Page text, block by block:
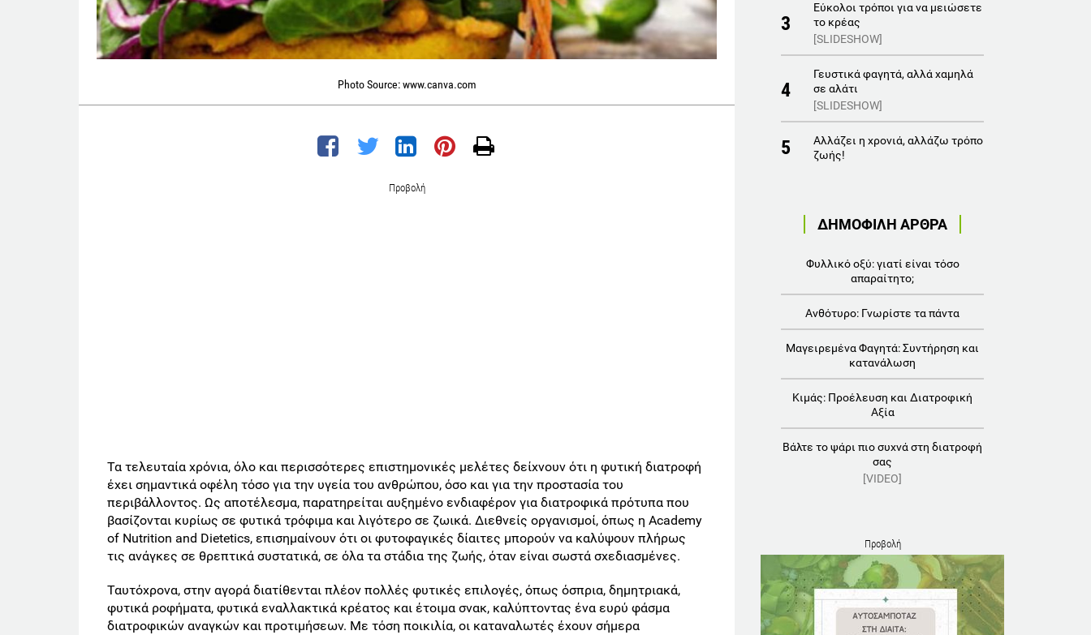
Photo Source: www.canva.com
Προβολή
Τα τελευταία χρόνια, όλο και περισσότερες επιστημονικές μελέτες δείχνουν ότι η φυτική διατροφή
έχει σημαντικά οφέλη τόσο για την υγεία του ανθρώπου, όσο και για την προστασία του
περιβάλλοντος. Ως αποτέλεσμα, παρατηρείται αυξημένο ενδιαφέρον για διατροφικά πρότυπα που
βασίζονται κυρίως σε φυτικά τρόφιμα και λιγότερο σε ζωικά. Διεθνείς οργανισμοί, όπως η Academy
of Nutrition and Dietetics, επισημαίνουν ότι οι φυτοφαγικές δίαιτες μπορούν να καλύψουν πλήρως
τις ανάγκες σε θρεπτικά συστατικά, σε όλα τα στάδια της ζωής, όταν είναι σωστά σχεδιασμένες.
Ταυτόχρονα, στην αγορά διατίθενται πλέον πολλές φυτικές επιλογές, όπως όσπρια, δημητριακά,
φυτικά ροφήματα, φυτικά εναλλακτικά κρέατος και έτοιμα σνακ, καλύπτοντας ένα ευρύ φάσμα
διατροφικών αναγκών και προτιμήσεων. Με τόση ποικιλία, οι καταναλωτές έχουν σήμερα
3
Εύκολοι τρόποι για να μειώσετε
το κρέας
[SLIDESHOW]
4
Γευστικά φαγητά, αλλά χαμηλά
σε αλάτι
[SLIDESHOW]
5
Αλλάζει η χρονιά, αλλάζω τρόπο
ζωής!
ΔΗΜΟΦΙΛΗ ΑΡΘΡΑ
Φυλλικό οξύ: γιατί είναι τόσο
απαραίτητο;
Ανθότυρο: Γνωρίστε τα πάντα
Μαγειρεμένα Φαγητά: Συντήρηση και
κατανάλωση
Κιμάς: Προέλευση και Διατροφική
Αξία
Βάλτε το ψάρι πιο συχνά στη διατροφή
σας
[VIDEO]
Προβολή